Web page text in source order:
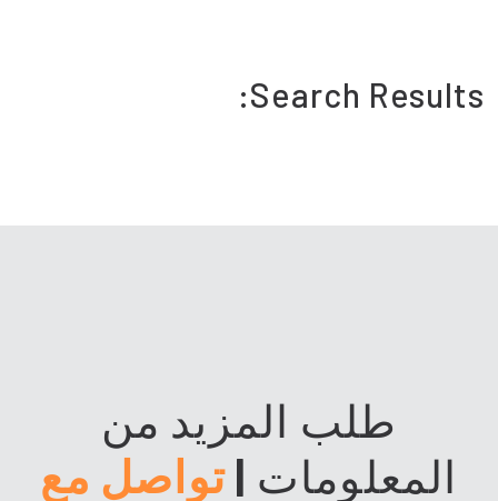
Search Results:
طلب المزيد من
المعلومات | تواصل مع